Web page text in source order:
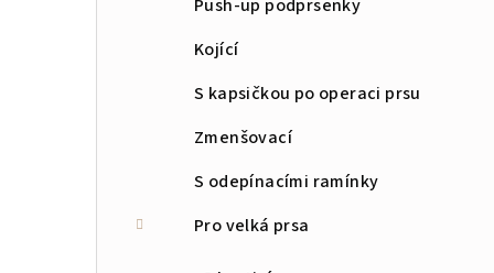
Push-up podprsenky
Kojící
S kapsičkou po operaci prsu
Zmenšovací
S odepínacími ramínky
Pro velká prsa